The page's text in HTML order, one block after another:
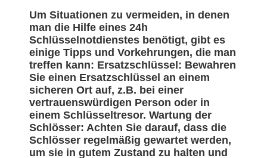
Um Situationen zu vermeiden, in denen
man die Hilfe eines 24h
Schlüsselnotdienstes benötigt, gibt es
einige Tipps und Vorkehrungen, die man
treffen kann: Ersatzschlüssel: Bewahren
Sie einen Ersatzschlüssel an einem
sicheren Ort auf, z.B. bei einer
vertrauenswürdigen Person oder in
einem Schlüsseltresor. Wartung der
Schlösser: Achten Sie darauf, dass die
Schlösser regelmäßig gewartet werden,
um sie in gutem Zustand zu halten und